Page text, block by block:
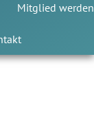
Mitglied werden